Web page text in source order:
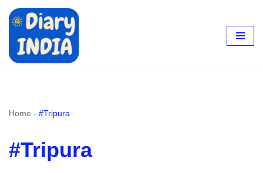
content
Home - #Tripura
#Tripura